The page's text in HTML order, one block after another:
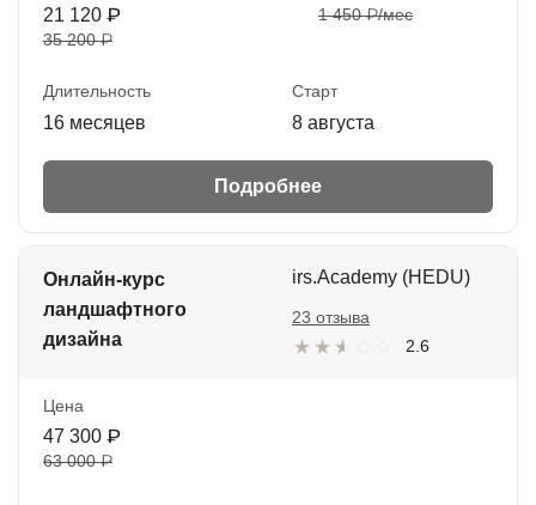
21 120 ₽
35 200 ₽
1 450 ₽/мес
Длительность
16 месяцев
Старт
8 августа
Подробнее
Онлайн-курс
ландшафтного
дизайна
irs.Academy (HEDU)
2.6
23 отзыва
Цена
47 300 ₽
63 000 ₽